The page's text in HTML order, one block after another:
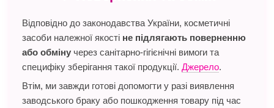
Відповідно до законодавства України, косметичні
засоби належної якості не підлягають поверненню
або обміну через санітарно-гігієнічні вимоги та
специфіку зберігання такої продукції. Джерело.
Втім, ми завжди готові допомогти у разі виявлення
заводського браку або пошкодження товару під час